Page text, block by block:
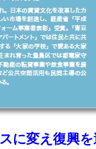
に変え復興を